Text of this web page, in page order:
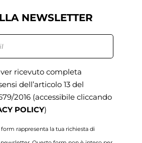
NEWSLETTER
ricevuto completa
dell’articolo 13 del
2016 (accessibile cliccando
POLICY)
rappresenta la tua richiesta di